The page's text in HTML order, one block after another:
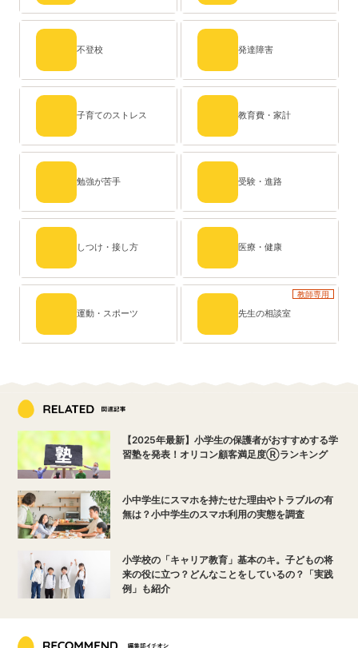
不登校 発達障害
子育てのストレス 教育費・家計
勉強が苦手 受験・進路
しつけ・接し方 医療・健康
運動・スポーツ
教師専用
先生の相談室
【2025年最新】小学生の保護者がおすすめする学
習塾を発表！オリコン顧客満足度Ⓡランキング
小中学生にスマホを持たせた理由やトラブルの有
無は？小中学生のスマホ利用の実態を調査
小学校の「キャリア教育」基本のキ。子どもの将
来の役に立つ？どんなことをしているの？「実践
例」も紹介